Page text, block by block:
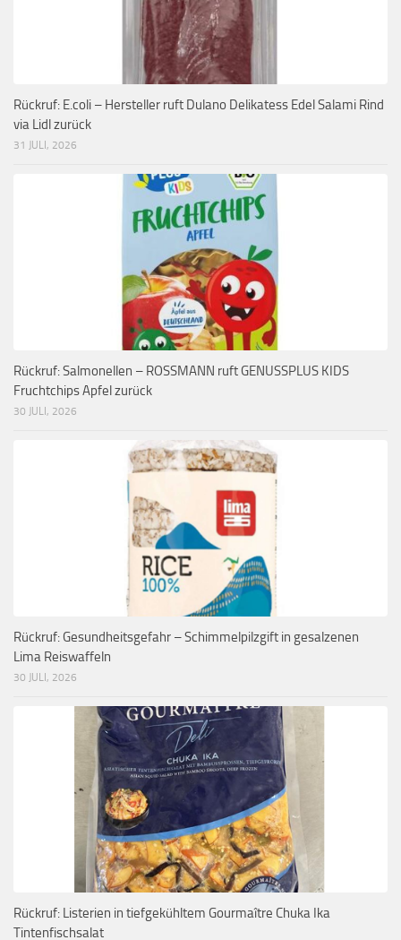
Rückruf: E.coli – Hersteller ruft Dulano Delikatess Edel Salami Rind
via Lidl zurück
31 JULI, 2026
Rückruf: Salmonellen – ROSSMANN ruft GENUSSPLUS KIDS
Fruchtchips Apfel zurück
30 JULI, 2026
Rückruf: Gesundheitsgefahr – Schimmelpilzgift in gesalzenen
Lima Reiswaffeln
30 JULI, 2026
Rückruf: Listerien in tiefgekühltem Gourmaître Chuka Ika
Tintenfischsalat